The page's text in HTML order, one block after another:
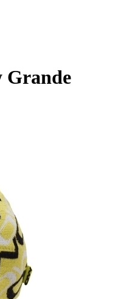
Grande